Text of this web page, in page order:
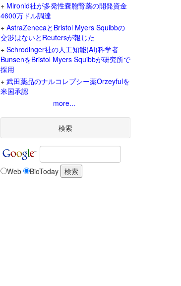
+ Mironid社が多発性嚢胞腎薬の開発資金
4600万ドル調達
+ AstraZenecaとBristol Myers Squibbの
交渉はないとReutersが報じた
+ Schrodinger社の人工知能(AI)科学者
BunsenをBristol Myers Squibbが研究所で
採用
+ 武田薬品のナルコレプシー薬Orzeyfulを
米国承認
more...
検索
Web BioToday